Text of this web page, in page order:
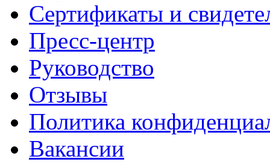
Сертификаты и
Пресс-центр
Руководство
Отзывы
Политика
Вакансии